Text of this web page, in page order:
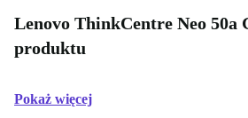
Lenovo ThinkCentre Neo 50a
produktu
Pokaż więcej